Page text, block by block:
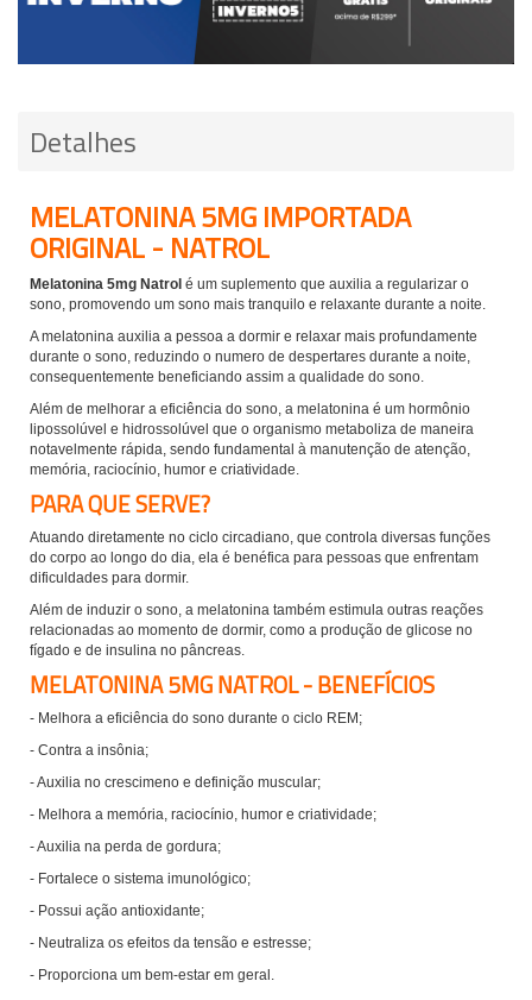
Detalhes
MELATONINA 5MG IMPORTADA
ORIGINAL - NATROL
Melatonina 5mg Natrol é um suplemento que auxilia a regularizar o
sono, promovendo um sono mais tranquilo e relaxante durante a noite.
A melatonina auxilia a pessoa a dormir e relaxar mais profundamente
durante o sono, reduzindo o numero de despertares durante a noite,
consequentemente beneficiando assim a qualidade do sono.
Além de melhorar a eficiência do sono, a melatonina é um hormônio
lipossolúvel e hidrossolúvel que o organismo metaboliza de maneira
notavelmente rápida, sendo fundamental à manutenção de atenção,
memória, raciocínio, humor e criatividade.
PARA QUE SERVE?
Atuando diretamente no ciclo circadiano, que controla diversas funções
do corpo ao longo do dia, ela é benéfica para pessoas que enfrentam
dificuldades para dormir.
Além de induzir o sono, a melatonina também estimula outras reações
relacionadas ao momento de dormir, como a produção de glicose no
fígado e de insulina no pâncreas.
MELATONINA 5MG NATROL - BENEFÍCIOS
- Melhora a eficiência do sono durante o ciclo REM;
- Contra a insônia;
- Auxilia no crescimeno e definição muscular;
- Melhora a memória, raciocínio, humor e criatividade;
- Auxilia na perda de gordura;
- Fortalece o sistema imunológico;
- Possui ação antioxidante;
- Neutraliza os efeitos da tensão e estresse;
- Proporciona um bem-estar em geral.